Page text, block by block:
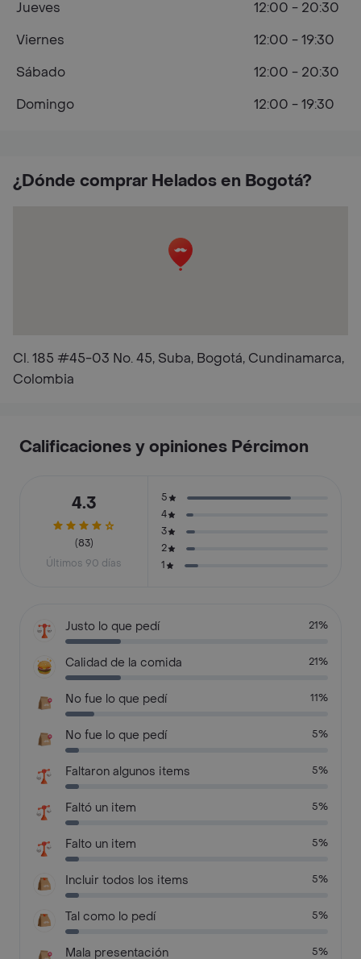
¿Dónde comprar Helados en Bogotá?
Cl. 185 #45-03 No. 45, Suba, Bogotá, Cundinamarca,
Colombia
Jueves
12:00 - 20:30
Viernes
12:00 - 19:30
Sábado
12:00 - 20:30
Domingo
12:00 - 19:30
Calificaciones y opiniones Pércimon
4.3
(83)
Últimos 90 días
5
4
3
2
1
Justo lo que pedí 21%
Calidad de la comida 21%
No fue lo que pedí 11%
No fue lo que pedí 5%
Faltaron algunos items 5%
Faltó un item 5%
Falto un item 5%
Incluir todos los items 5%
Tal como lo pedí 5%
Mala presentación 5%